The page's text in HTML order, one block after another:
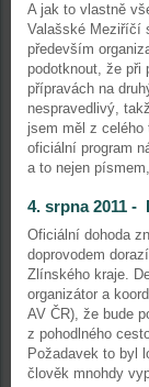
A jak to vlastně
Valašské Meziříčí
především
podotknout, že při
přípravách na
nespravedlivý,
jsem měl z
oficiální program
a to nejen
4. srpna 2011 -
Oficiální dohoda
doprovodem
Zlínského kraje.
organizátor a
AV ČR), že bude
z pohodlného
Požadavek to byl
člověk mnohdy